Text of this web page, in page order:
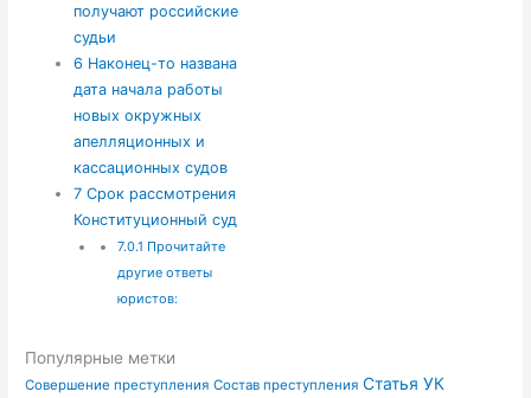
получают российские
судьи
6 Наконец-то названа
дата начала работы
новых окружных
апелляционных и
кассационных судов
7 Срок рассмотрения
Конституционный суд
7.0.1 Прочитайте
другие ответы
юристов:
Популярные метки
Совершение преступления Состав преступления Статья УК